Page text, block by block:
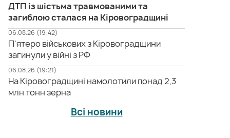
ДТП із шістьма травмованими та
загиблою сталася на Кіровоградщині
06.08.26 (19:42)
П'ятеро військових з Кіровоградщини
загинули у війні з РФ
06.08.26 (19:21)
На Кіровоградщині намолотили понад 2,3
млн тонн зерна
Всі новини